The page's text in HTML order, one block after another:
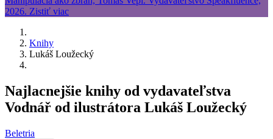
Knihy
Lukáš Loužecký
Najlacnejšie knihy od vydavateľstva
Vodnář od ilustrátora Lukáš Loužecký
Beletria